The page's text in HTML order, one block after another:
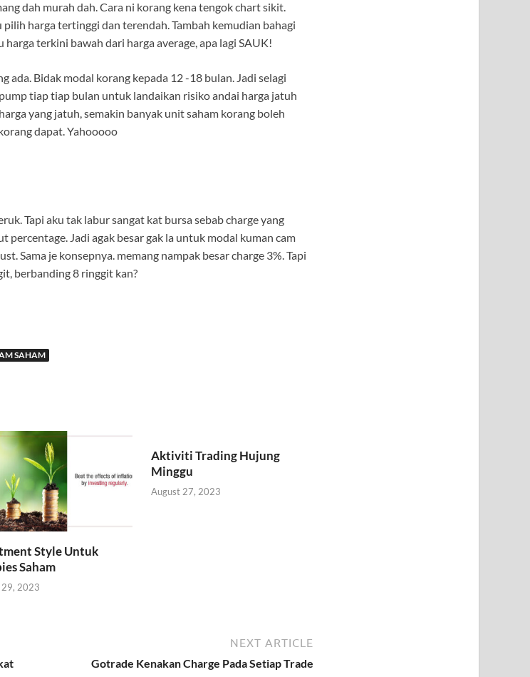
dah murah dah. Cara ni korang kena tengok chart sikit.
harga tertinggi dan terendah. Tambah kemudian bahagi
terkini bawah dari harga average, apa lagi SAUK!
ada. Bidak modal korang kepada 12 -18 bulan. Jadi selagi
tiap tiap bulan untuk landaikan risiko andai harga jatuh
yang jatuh, semakin banyak unit saham korang boleh
dapat. Yahooooo
Tapi aku tak labur sangat kat bursa sebab charge yang
percentage. Jadi agak besar gak la untuk modal kuman cam
Sama je konsepnya. memang nampak besar charge 3%. Tapi
berbanding 8 ringgit kan?
SAHAM
Style Untuk
Saham
2023
Aktiviti Trading Hujung
Minggu
August 27, 2023
NEXT ARTICLE
Gotrade Kenakan Charge Pada Setiap Trade